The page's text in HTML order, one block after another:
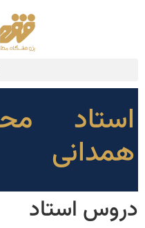
استاد
همدانی
دروس استاد